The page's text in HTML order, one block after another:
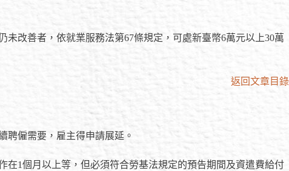
改善者，依就業服務法第67條規定，可處新臺幣6萬元以上30萬
返回文章目錄
聘僱需要，雇主得申請展延。
1個月以上等，但必須符合勞基法規定的預告期間及資遣費給付